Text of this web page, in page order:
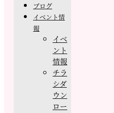
ブログ
イベント情
報
イベ
ント
情報
チラ
シダ
ウン
ロー